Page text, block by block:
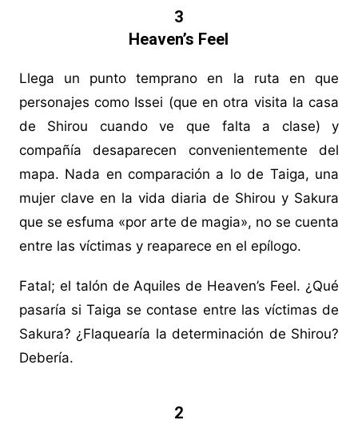
3
Heaven’s Feel
Llega un punto temprano en la ruta en que
personajes como Issei (que en otra visita la casa
de Shirou cuando ve que falta a clase) y
compañía desaparecen convenientemente del
mapa. Nada en comparación a lo de Taiga, una
mujer clave en la vida diaria de Shirou y Sakura
que se esfuma «por arte de magia», no se cuenta
entre las víctimas y reaparece en el epílogo.
Fatal; el talón de Aquiles de Heaven’s Feel. ¿Qué
pasaría si Taiga se contase entre las víctimas de
Sakura? ¿Flaquearía la determinación de Shirou?
Debería.
2